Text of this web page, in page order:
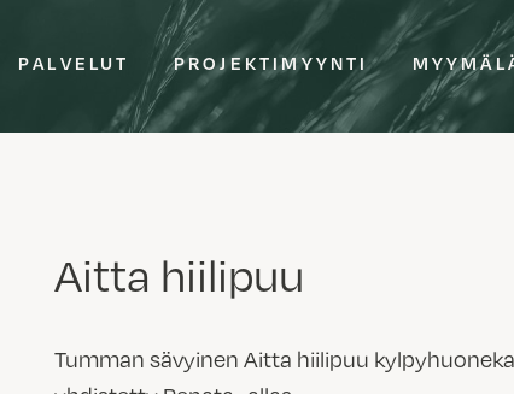
PALVELUT PROJEKTIMYYNTI
Aitta hiilipuu
Tumman sävyinen Aitta hiilipuu